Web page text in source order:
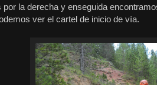
la derecha y enseguida
ver el cartel de inicio de vía.